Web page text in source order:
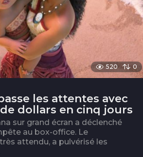
520 0
les attentes avec
dollars en cinq jours
sur grand écran a déclenché
au box-office. Le
attendu, a pulvérisé les